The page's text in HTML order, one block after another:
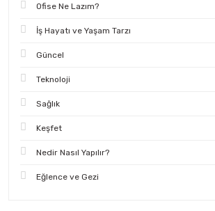
Ofise Ne Lazım?
İş Hayatı ve Yaşam Tarzı
Güncel
Teknoloji
Sağlık
Keşfet
Nedir Nasıl Yapılır?
Eğlence ve Gezi